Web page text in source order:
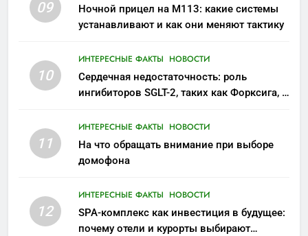
09
Ночной прицел на M113: какие системы
устанавливают и как они меняют тактику
10
ИНТЕРЕСНЫЕ ФАКТЫ НОВОСТИ
Сердечная недостаточность: роль
ингибиторов SGLT-2, таких как Форксига, в
11
ИНТЕРЕСНЫЕ ФАКТЫ НОВОСТИ
На что обращать внимание при выборе
домофона
12
ИНТЕРЕСНЫЕ ФАКТЫ НОВОСТИ
SPA-комплекс как инвестиция в будущее:
почему отели и курорты выбирают